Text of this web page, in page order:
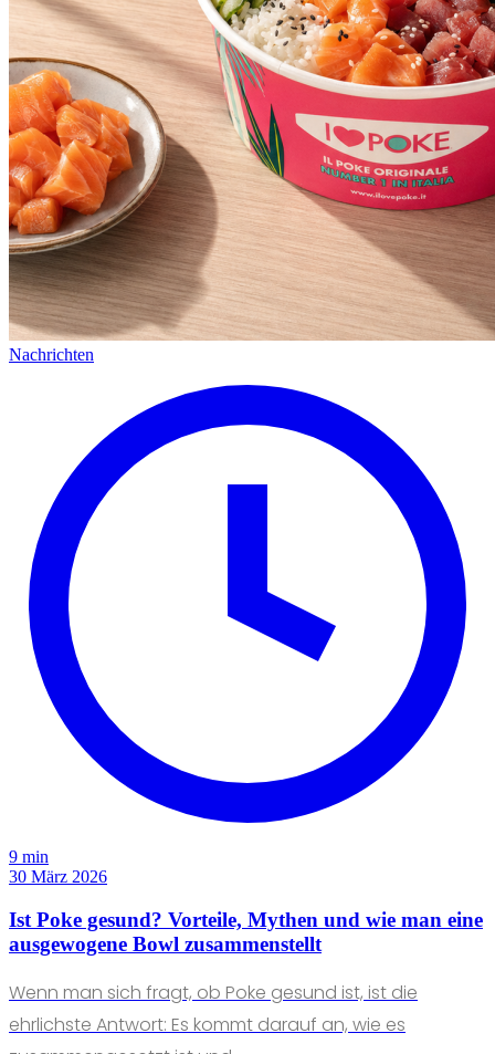
Nachrichten
9 min
30 März 2026
Ist Poke gesund? Vorteile, Mythen und wie man eine
ausgewogene Bowl zusammenstellt
Wenn man sich fragt, ob Poke gesund ist, ist die
ehrlichste Antwort: Es kommt darauf an, wie es